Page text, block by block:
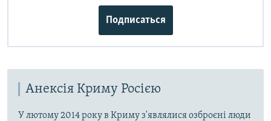
Подписаться
Анексія Криму Росією
У лютому 2014 року в Криму з'являлися озброєні люди